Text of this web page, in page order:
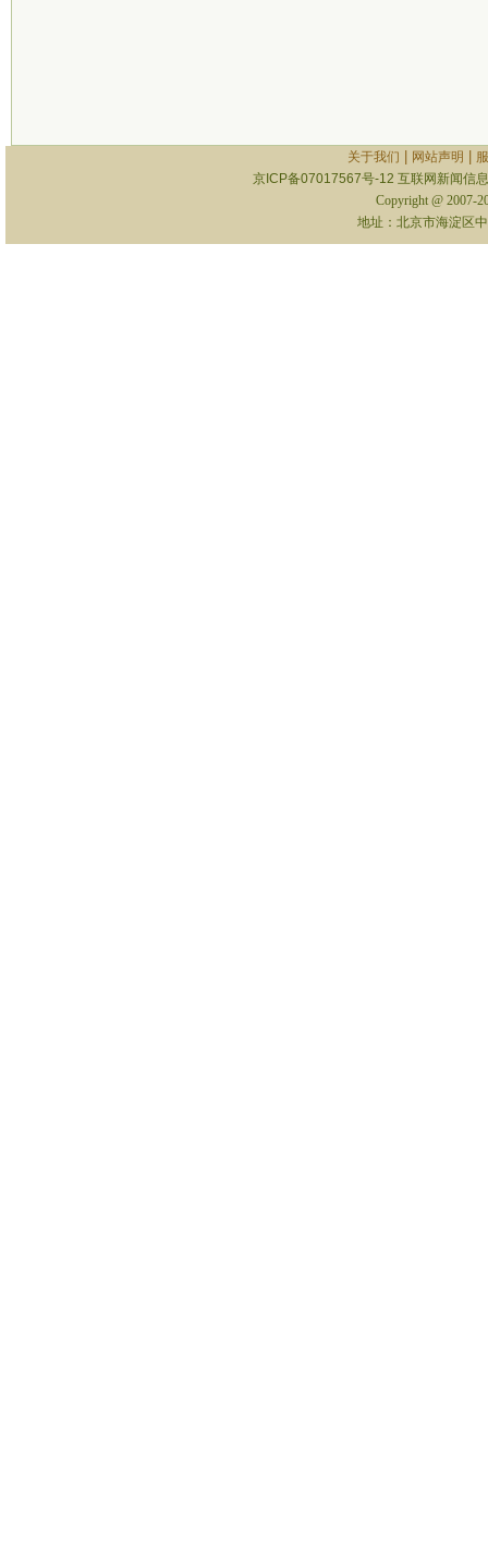
关于我们 网站声明
京ICP备07017567号-12 互联网新闻信
Copyright @ 2007-
地址：北京市海淀区